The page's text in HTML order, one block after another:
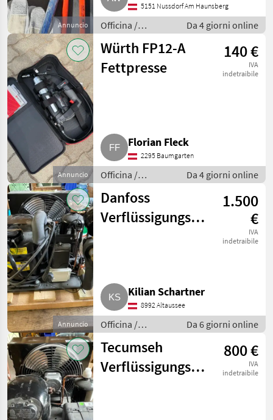
Annuncio
5151 Nussdorf Am Haunsberg
Officina /
Attrezzeria
Da 4 giorni online
Annuncio
Würth FP12-A
Fettpresse
140 €
IVA
indetraibile
Florian Fleck
2295 Baumgarten
Officina /
Attrezzeria
Da 4 giorni online
Annuncio
Danfoss
Verflüssigungssatz
1.500
€
IVA
indetraibile
Kilian Schartner
8992 Altaussee
Officina /
Attrezzeria
Da 6 giorni online
Tecumseh
Verflüssigungssatz
800 €
IVA
indetraibile